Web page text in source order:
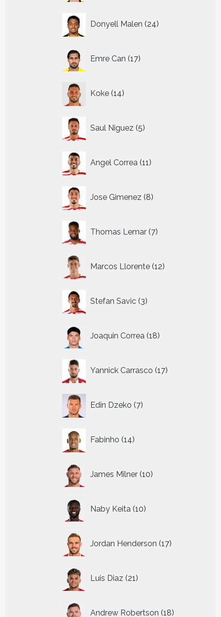
Donyell Malen 24
producten
Emre Can 17
producten
Koke 14
producten
Saul Niguez 5
producten
Angel Correa 11
producten
Jose Gimenez 8
producten
Thomas Lemar 7
producten
Marcos Llorente 12
producten
Stefan Savic 3
producten
Joaquin Correa 18
producten
Yannick Carrasco 17
producten
Edin Dzeko 7
producten
Fabinho 14
producten
James Milner 10
producten
Naby Keita 10
producten
Jordan Henderson 17
producten
Luis Diaz 21
producten
Andrew Robertson 18